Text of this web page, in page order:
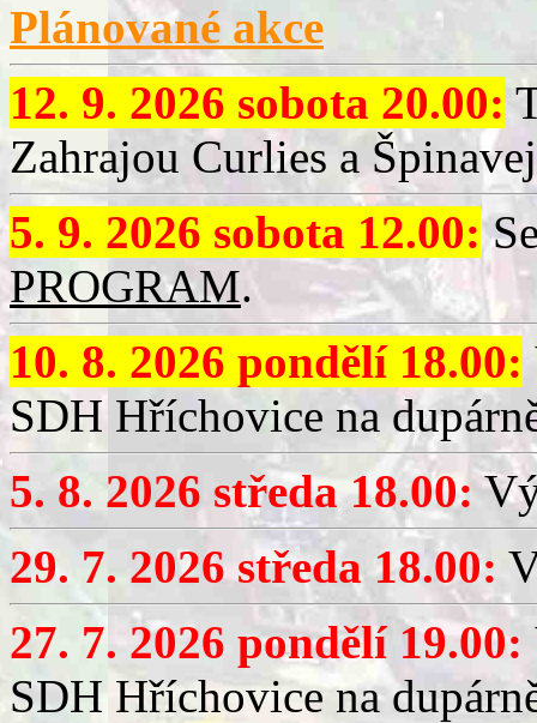
Plánované akce
12. 9. 2026 sobota 20.00:
Zahrajou Curlies a
5. 9. 2026 sobota 12.00:
PROGRAM.
10. 8. 2026 pondělí 18.00:
SDH Hříchovice na
5. 8. 2026 středa 18.00:
29. 7. 2026 středa 18.00:
27. 7. 2026 pondělí 19.00:
SDH Hříchovice na